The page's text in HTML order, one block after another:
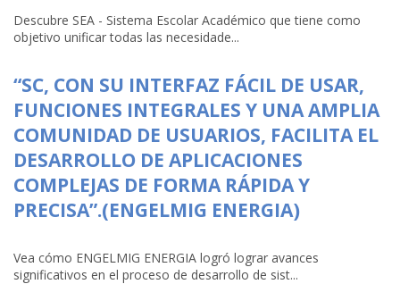
Descubre SEA - Sistema Escolar Académico que tiene como
objetivo unificar todas las necesidade...
“SC, CON SU INTERFAZ FÁCIL DE USAR,
FUNCIONES INTEGRALES Y UNA AMPLIA
COMUNIDAD DE USUARIOS, FACILITA EL
DESARROLLO DE APLICACIONES
COMPLEJAS DE FORMA RÁPIDA Y
PRECISA”.(ENGELMIG ENERGIA)
Vea cómo ENGELMIG ENERGIA logró lograr avances
significativos en el proceso de desarrollo de sist...